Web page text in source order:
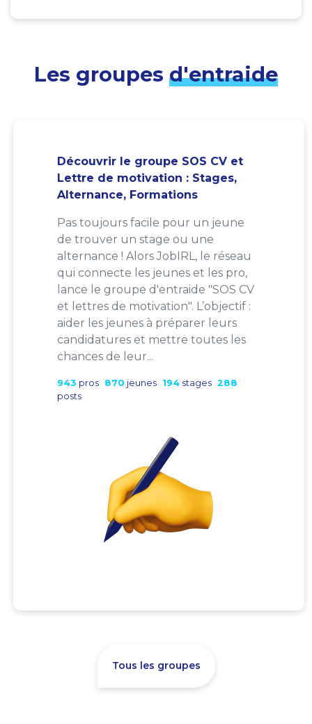
Les groupes d'entraide
Découvrir le groupe SOS CV et
Lettre de motivation : Stages,
Alternance, Formations
Pas toujours facile pour un jeune
de trouver un stage ou une
alternance ! Alors JobIRL, le réseau
qui connecte les jeunes et les pro,
lance le groupe d'entraide "SOS CV
et lettres de motivation". L’objectif :
aider les jeunes à préparer leurs
candidatures et mettre toutes les
chances de leur...
943 pros 870 jeunes 194 stages 288
posts
Tous les groupes